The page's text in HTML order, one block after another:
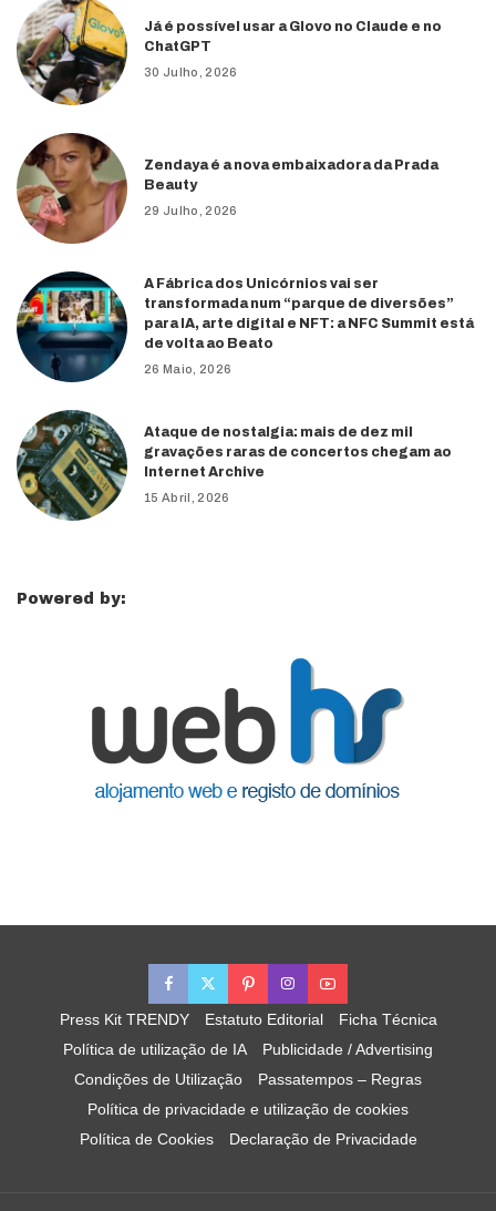
Já é possível usar a Glovo no Claude e no
ChatGPT
30 Julho, 2026
Zendaya é a nova embaixadora da Prada
Beauty
29 Julho, 2026
A Fábrica dos Unicórnios vai ser
transformada num “parque de diversões”
para IA, arte digital e NFT: a NFC Summit está
de volta ao Beato
26 Maio, 2026
Ataque de nostalgia: mais de dez mil
gravações raras de concertos chegam ao
Internet Archive
15 Abril, 2026
Powered by:
Press Kit TRENDY Estatuto Editorial
Ficha Técnica
Política de utilização de IA
Publicidade / Advertising
Condições de Utilização
Passatempos – Regras
Política de privacidade e utilização de cookies
Política de Cookies
Declaração de Privacidade